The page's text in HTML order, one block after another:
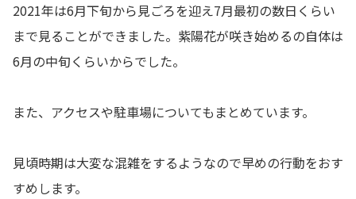
2021年は6月下旬から見ごろを迎え7月最初の数日くらい
まで見ることができました。紫陽花が咲き始めるの自体は
6月の中旬くらいからでした。
また、アクセスや駐車場についてもまとめています。
見頃時期は大変な混雑をするようなので早めの行動をおす
すめします。